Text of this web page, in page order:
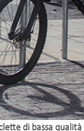
di bassa qualità